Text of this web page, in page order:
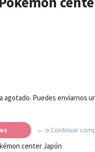
agotado. Puedes enviarnos
← o Continuar
center Japón